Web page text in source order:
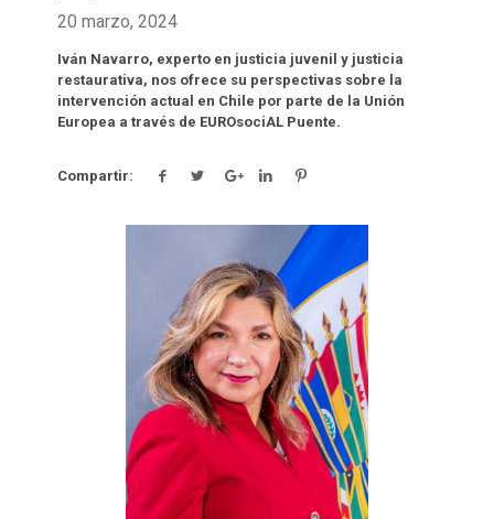
20 marzo, 2024
Iván Navarro, experto en justicia juvenil y justicia
restaurativa, nos ofrece su perspectivas sobre la
intervención actual en Chile por parte de la Unión
Europea a través de EUROsociAL Puente.
Compartir:
Click para leer más.